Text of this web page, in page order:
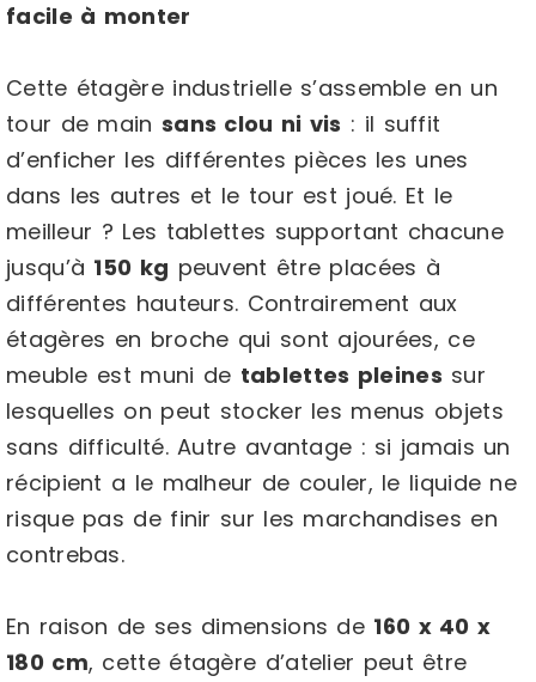
facile à monter
Cette étagère industrielle s’assemble en un
tour de main sans clou ni vis : il suffit
d’enficher les différentes pièces les unes
dans les autres et le tour est joué. Et le
meilleur ? Les tablettes supportant chacune
jusqu’à 150 kg peuvent être placées à
différentes hauteurs. Contrairement aux
étagères en broche qui sont ajourées, ce
meuble est muni de tablettes pleines sur
lesquelles on peut stocker les menus objets
sans difficulté. Autre avantage : si jamais un
récipient a le malheur de couler, le liquide ne
risque pas de finir sur les marchandises en
contrebas.
En raison de ses dimensions de 160 x 40 x
180 cm, cette étagère d’atelier peut être